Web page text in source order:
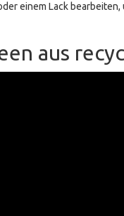
einem Lack
aus